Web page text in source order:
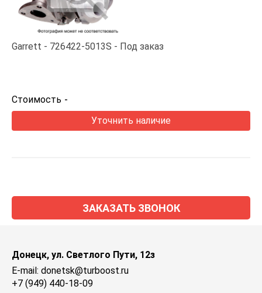
Garrett 726422-5013S Под заказ
Стоимость -
Уточнить наличие
ЗАКАЗАТЬ ЗВОНОК
Донецк, ул. Светлого Пути, 12з
E-mail: donetsk@turboost.ru
+7 (949) 440-18-09